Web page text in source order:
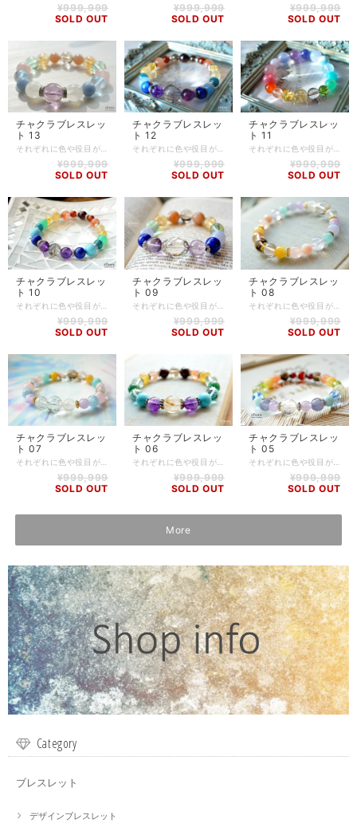
¥999,999
SOLD OUT
¥999,999
SOLD OUT
¥999,999
SOLD OUT
チャクラブレスレッ
ト 13
¥999,999
SOLD OUT
チャクラブレスレッ
ト 12
¥999,999
SOLD OUT
チャクラブレスレッ
ト 11
¥999,999
SOLD OUT
チャクラブレスレッ
ト 10
¥999,999
SOLD OUT
チャクラブレスレッ
ト 09
¥999,999
SOLD OUT
チャクラブレスレッ
ト 08
¥999,999
SOLD OUT
チャクラブレスレッ
ト 07
¥999,999
SOLD OUT
チャクラブレスレッ
ト 06
¥999,999
SOLD OUT
チャクラブレスレッ
ト 05
¥999,999
SOLD OUT
More
Category
ブレスレット
デザインブレスレット